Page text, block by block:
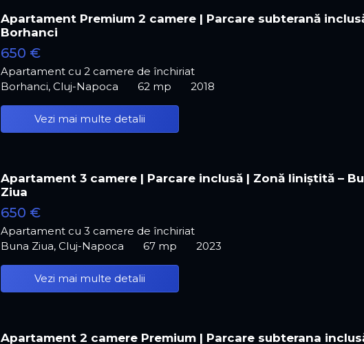
Apartament Premium 2 camere | Parcare subterană
Borhanci
650 €
Apartament cu 2 camere de închiriat
Borhanci, Cluj-Napoca
62 mp 2018
Vezi mai multe detalii
Apartament 3 camere | Parcare inclusă | Zonă liniștită –
Ziua
650 €
Apartament cu 3 camere de închiriat
Buna Ziua, Cluj-Napoca
67 mp 2023
Vezi mai multe detalii
Apartament 2 camere Premium | Parcare subterana